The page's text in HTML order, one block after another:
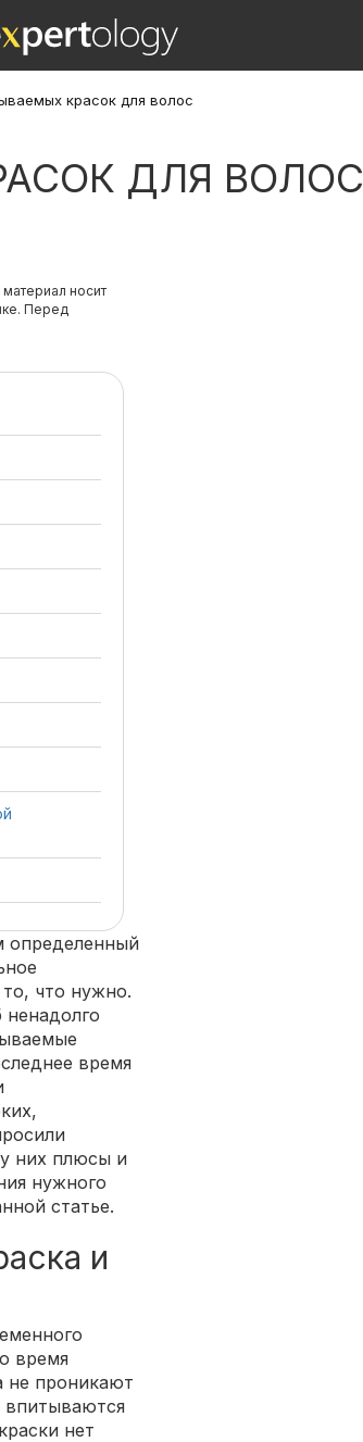
красок для волос
ДЛЯ ВОЛОС
носит
Перед
определенный
что нужно.
время
них плюсы и
нужного
статье.
и
время
не проникают
впитываются
нет